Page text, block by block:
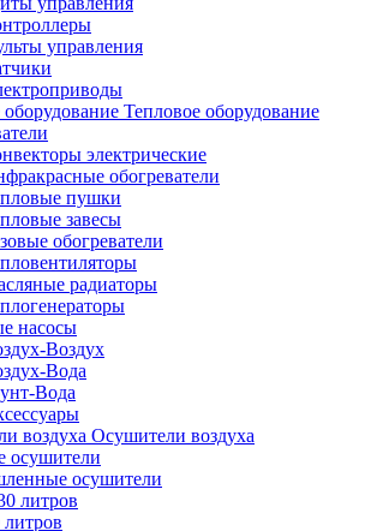
управления
Тепловое оборудование
электрические
обогреватели
пушки
завесы
обогреватели
радиаторы
насосы
Воздух
Вода
Вода
Осушители воздуха
осушители
осушители
литров
литров